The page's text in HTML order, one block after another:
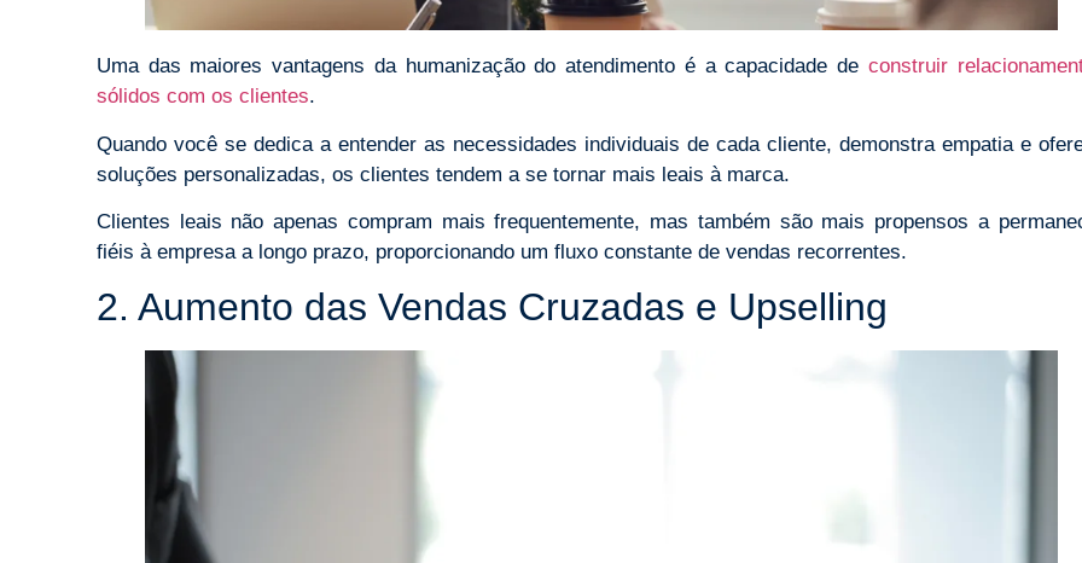
Uma das maiores vantagens da humanização do atendimento é a capacidade de construir
sólidos com os clientes.
Quando você se dedica a entender as necessidades individuais de cada cliente, demonstra empatia e
soluções personalizadas, os clientes tendem a se tornar mais leais à marca.
Clientes leais não apenas compram mais frequentemente, mas também são mais propensos a
fiéis à empresa a longo prazo, proporcionando um fluxo constante de vendas recorrentes.
2. Aumento das Vendas Cruzadas e Upselling